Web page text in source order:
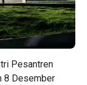
Pesantren
8 Desember